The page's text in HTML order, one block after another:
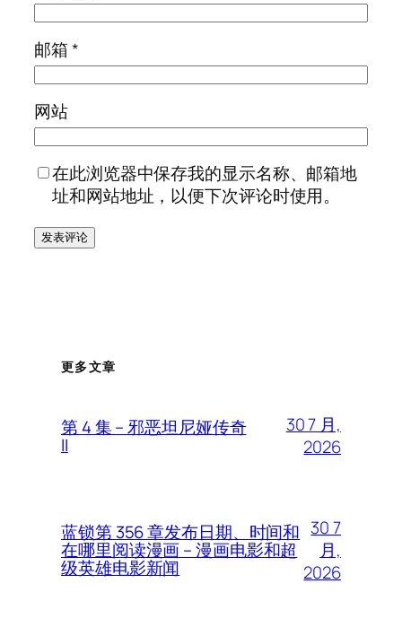
邮箱*
网站
在此浏览器中保存我的显示名称、邮箱地
址和网站地址，以便下次评论时使用。
更多文章
第 4 集 – 邪恶坦尼娅传奇
II
30 7 月,
2026
蓝锁第 356 章发布日期、时间和
在哪里阅读漫画 – 漫画电影和超
级英雄电影新闻
30 7
月,
2026